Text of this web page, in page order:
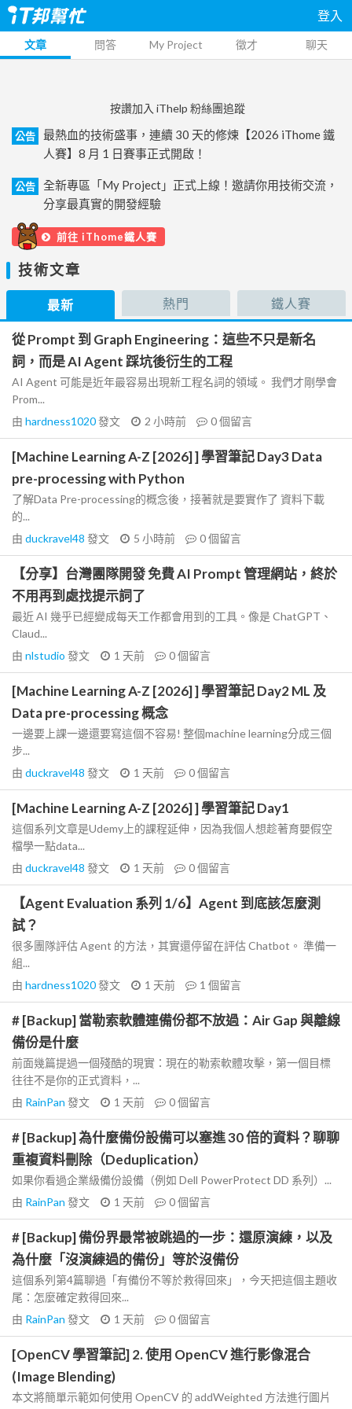
登入
文章 問答 My Project 徵才 聊天
按讚加入 iThelp 粉絲團追蹤
公告
最熱血的技術盛事，連續 30 天的修煉【2026 iThome 鐵
人賽】8 月 1 日賽事正式開啟！
公告
全新專區「My Project」正式上線！邀請你用技術交流，
分享最真實的開發經驗
前往 iThome鐵人賽
技術文章
最新 熱門 鐵人賽
從 Prompt 到 Graph Engineering：這些不只是新名
詞，而是 AI Agent 踩坑後衍生的工程
AI Agent 可能是近年最容易出現新工程名詞的領域。 我們才剛學會
Prom...
由 hardness1020發文 2 小時前 0個留言
[Machine Learning A-Z [2026] ] 學習筆記 Day3 Data
pre-processing with Python
了解Data Pre-processing的概念後，接著就是要實作了 資料下載
的...
由 duckravel48 發文 5 小時前 0個留言
【分享】台灣團隊開發 免費 AI Prompt 管理網站，終於
不用再到處找提示詞了
最近 AI 幾乎已經變成每天工作都會用到的工具。像是 ChatGPT、
Claud...
由 nlstudio 發文 1 天前 0個留言
[Machine Learning A-Z [2026] ] 學習筆記 Day2 ML 及
Data pre-processing 概念
一邊要上課一邊還要寫這個不容易! 整個machine learning分成三個
步...
由 duckravel48 發文 1 天前 0個留言
[Machine Learning A-Z [2026] ] 學習筆記 Day1
這個系列文章是Udemy上的課程延伸，因為我個人想趁著育嬰假空
檔學一點data...
由 duckravel48 發文 1 天前 0個留言
【Agent Evaluation 系列 1/6】Agent 到底該怎麼測
試？
很多團隊評估 Agent 的方法，其實還停留在評估 Chatbot。 準備一
組...
由 hardness1020發文 1 天前 1 個留言
# [Backup] 當勒索軟體連備份都不放過：Air Gap 與離線
備份是什麼
前面幾篇提過一個殘酷的現實：現在的勒索軟體攻擊，第一個目標
往往不是你的正式資料，...
由 RainPan 發文 1 天前 0個留言
# [Backup] 為什麼備份設備可以塞進 30 倍的資料？聊聊
重複資料刪除（Deduplication）
如果你看過企業級備份設備（例如 Dell PowerProtect DD 系列）...
由 RainPan 發文 1 天前 0個留言
# [Backup] 備份界最常被跳過的一步：還原演練，以及
為什麼「沒演練過的備份」等於沒備份
這個系列第4篇聊過「有備份不等於救得回來」，今天把這個主題收
尾：怎麼確定救得回來...
由 RainPan 發文 1 天前 0個留言
[OpenCV 學習筆記] 2. 使用 OpenCV 進行影像混合
(Image Blending)
本文將簡單示範如何使用 OpenCV 的 addWeighted 方法進行圖片